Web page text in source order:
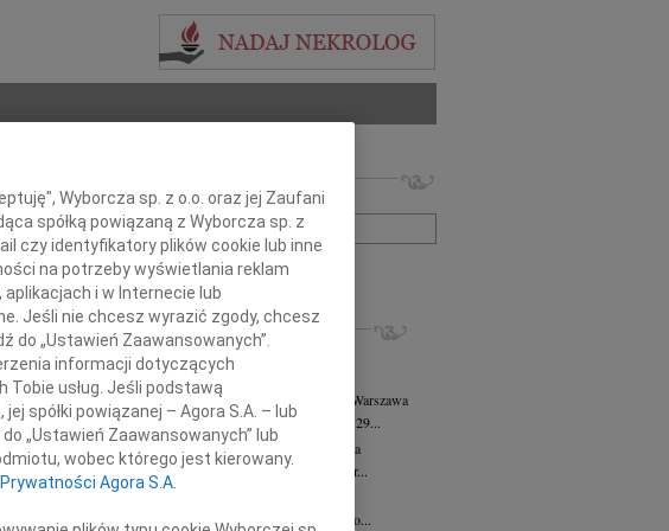
Imię i nazwisko lub numer ogłoszenia:
+ szukanie zaawansowane
INNE NEKROLOGI
07.08.2026Warszawa
Naszej kochanej i dzielnej Marylce Butruk...
Jacek Tadeusz Duniec
Warszawa
Z wielkim żalem przyjęliśmy wiadomość, że 29...
Małgorzata Kościelska
Warszawa
W dniu 3 sierpnia 2026 roku zmarła Profesor...
Eugeniusz Butruk
Z ogromnym żalem przyjęliśmy wiadomość o...
Wyborcza sp. z o.o. oraz jej Zaufani
spółką powiązaną z Wyborcza sp. z
czy identyfikatory plików cookie lub inne
na potrzeby wyświetlania reklam
i w Internecie lub
Jeśli nie chcesz wyrazić zgody, chcesz
„Ustawień Zaawansowanych”.
informacji dotyczących
Tobie usług. Jeśli podstawą
spółki powiązanej – Agora S.A. – lub
„Ustawień Zaawansowanych” lub
wobec którego jest kierowany.
Agora S.A.